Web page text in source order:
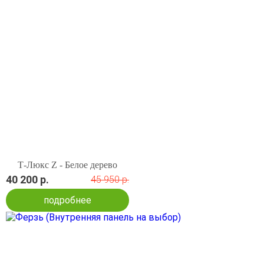
Т-Люкс Z - Белое дерево
40 200 р.
45 950 р.
подробнее